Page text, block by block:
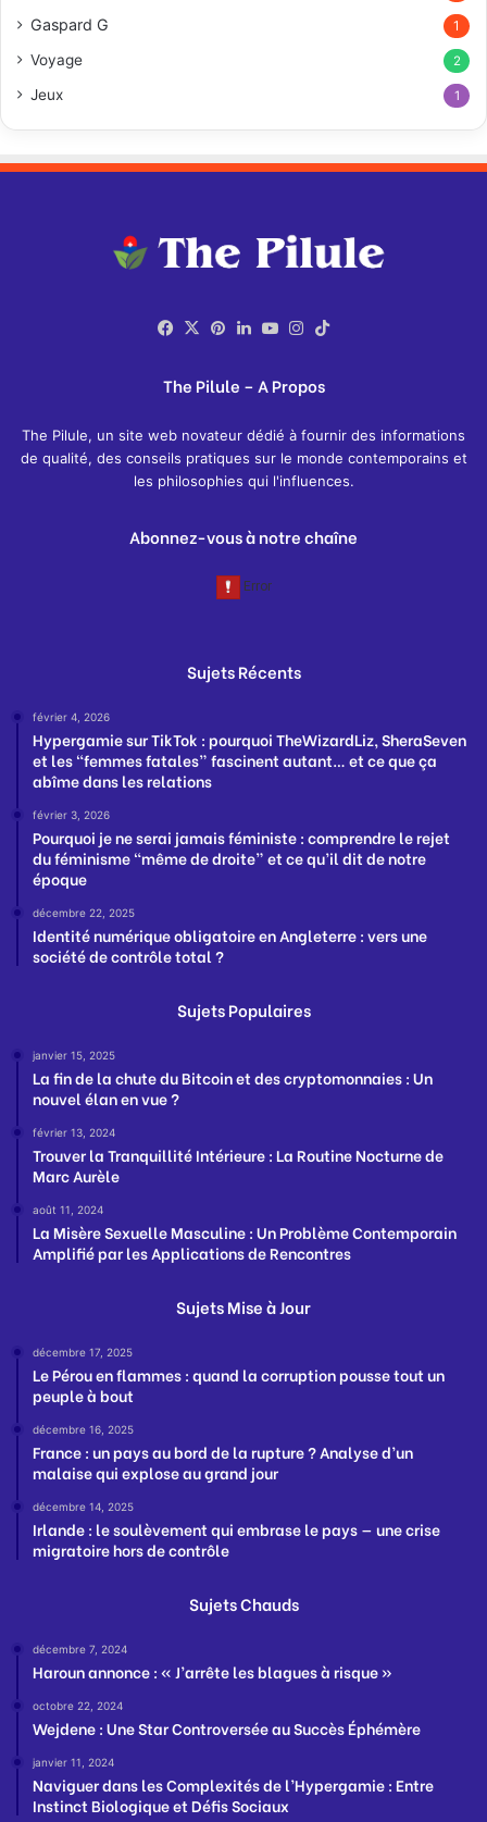
Gaspard G 1
Voyage 2
Jeux 1
Facebook
X Pinterest
Linkedin
YouTubeInstagram
The Pilule – A Propos
The Pilule, un site web novateur dédié à fournir des informations
de qualité, des conseils pratiques sur le monde contemporains et
les philosophies qui l'influences.
Abonnez-vous à notre chaîne
Sujets Récents
février 4, 2026
Hypergamie sur TikTok : pourquoi TheWizardLiz, SheraSeven
et les “femmes fatales” fascinent autant… et ce que ça
abîme dans les relations
février 3, 2026
Pourquoi je ne serai jamais féministe : comprendre le rejet
du féminisme “même de droite” et ce qu’il dit de notre
époque
décembre 22, 2025
Identité numérique obligatoire en Angleterre : vers une
société de contrôle total ?
Sujets Populaires
janvier 15, 2025
La fin de la chute du Bitcoin et des cryptomonnaies : Un
nouvel élan en vue ?
février 13, 2024
Trouver la Tranquillité Intérieure : La Routine Nocturne de
Marc Aurèle
août 11, 2024
La Misère Sexuelle Masculine : Un Problème Contemporain
Amplifié par les Applications de Rencontres
Sujets Mise à Jour
décembre 17, 2025
Le Pérou en flammes : quand la corruption pousse tout un
peuple à bout
décembre 16, 2025
France : un pays au bord de la rupture ? Analyse d’un
malaise qui explose au grand jour
décembre 14, 2025
Irlande : le soulèvement qui embrase le pays — une crise
migratoire hors de contrôle
Sujets Chauds
décembre 7, 2024
Haroun annonce : « J’arrête les blagues à risque »
octobre 22, 2024
Wejdene : Une Star Controversée au Succès Éphémère
janvier 11, 2024
Naviguer dans les Complexités de l’Hypergamie : Entre
Instinct Biologique et Défis Sociaux